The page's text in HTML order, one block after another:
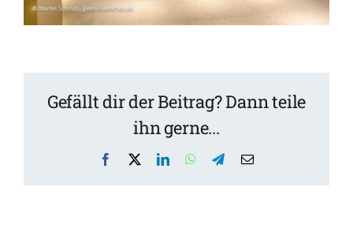
Gefällt dir der Beitrag? Dann teile
ihn gerne...
Facebook
X LinkedInWhatsApp
TelegramEmail